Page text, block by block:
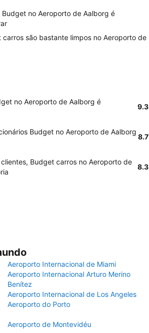
no Aeroporto de Aalborg é
são bastante limpos no Aeroporto de
no Aeroporto de Aalborg é
9.3
Budget no Aeroporto de Aalborg
8.7
Budget carros no Aeroporto de
8.3
Aeroporto Internacional de Miami
Aeroporto Internacional Arturo Merino
Benítez
Aeroporto Internacional de Los Angeles
Aeroporto do Porto
Aeroporto de Montevidéu